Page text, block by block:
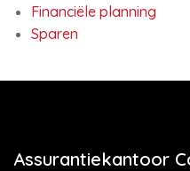
Financiële planning
Sparen
Assurantiekantoor